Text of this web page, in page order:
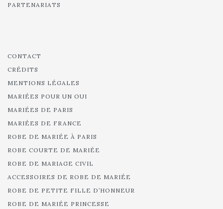
PARTENARIATS
CONTACT
CRÉDITS
MENTIONS LÉGALES
MARIÉES POUR UN OUI
MARIÉES DE PARIS
MARIÉES DE FRANCE
ROBE DE MARIÉE À PARIS
ROBE COURTE DE MARIÉE
ROBE DE MARIAGE CIVIL
ACCESSOIRES DE ROBE DE MARIÉE
ROBE DE PETITE FILLE D’HONNEUR
ROBE DE MARIÉE PRINCESSE